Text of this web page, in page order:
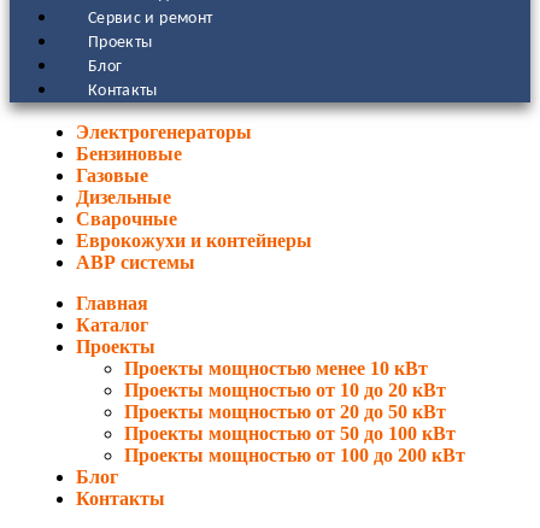
Сервис и ремонт
Проекты
Блог
Контакты
Электрогенераторы
Бензиновые
Газовые
Дизельные
Сварочные
Еврокожухи и контейнеры
АВР системы
Главная
Каталог
Проекты
Проекты мощностью менее 10 кВт
Проекты мощностью от 10 до 20 кВт
Проекты мощностью от 20 до 50 кВт
Проекты мощностью от 50 до 100 кВт
Проекты мощностью от 100 до 200 кВт
Блог
Контакты